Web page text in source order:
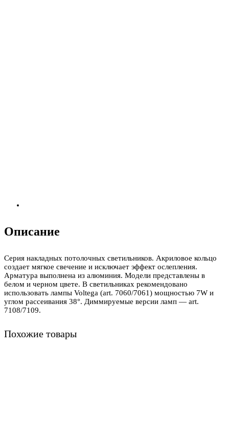
Описание
Серия накладных потолочных светильников. Акриловое кольцо
создает мягкое свечение и исключает эффект ослепления.
Арматура выполнена из алюминия. Модели представлены в
белом и черном цвете. В светильниках рекомендовано
использовать лампы Voltega (art. 7060/7061) мощностью 7W и
углом рассеивания 38°. Диммируемые версии ламп — art.
7108/7109.
Похожие товары